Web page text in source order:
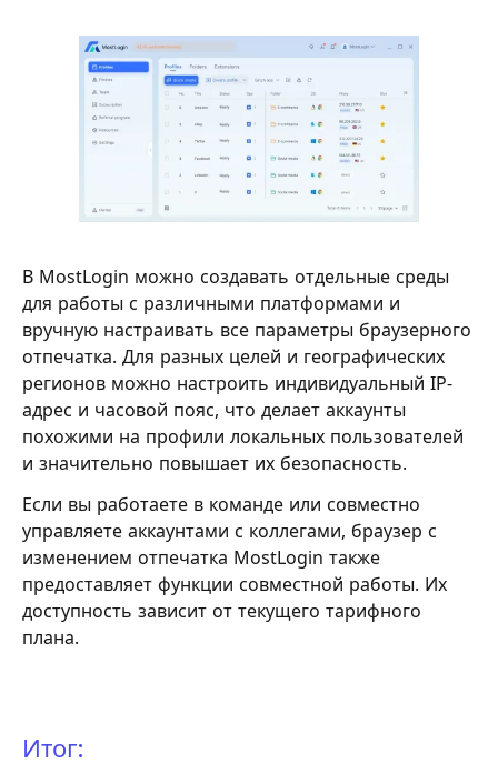
В MostLogin можно создавать отдельные среды
для работы с различными платформами и
вручную настраивать все параметры браузерного
отпечатка. Для разных целей и географических
регионов можно настроить индивидуальный IP-
адрес и часовой пояс, что делает аккаунты
похожими на профили локальных пользователей
и значительно повышает их безопасность.
Если вы работаете в команде или совместно
управляете аккаунтами с коллегами, браузер с
изменением отпечатка MostLogin также
предоставляет функции совместной работы. Их
доступность зависит от текущего тарифного
плана.
Итог: